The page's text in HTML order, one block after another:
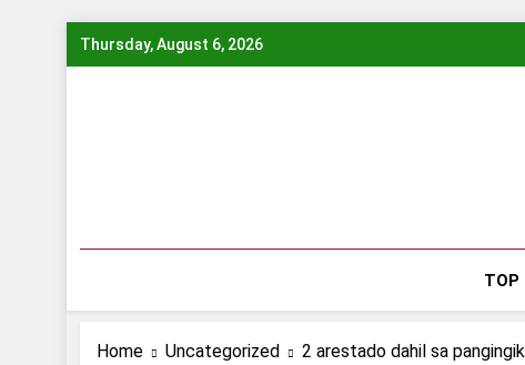
Skip
Thursday, August 6, 2026
TOP
Home Uncategorized 2 arestado dahil sa